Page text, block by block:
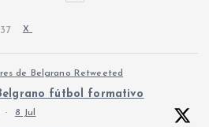
X
de Belgrano Retweeted
fútbol formativo
· 8 Jul